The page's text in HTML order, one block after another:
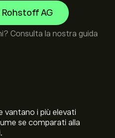
vantano i più elevati
se comparati alla
AG
Consulta la nostra guida